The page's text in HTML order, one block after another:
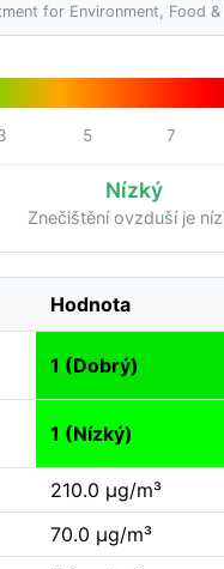
for Environment, Food
5 7
Nízký
Znečištění ovzduší je
Hodnota
1 (Dobrý)
1 (Nízký)
210.0 µg/m³
70.0 µg/m³